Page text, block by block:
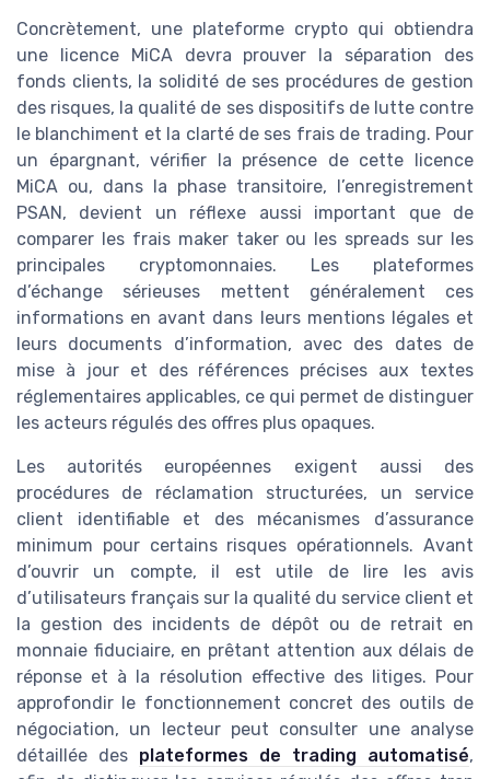
Concrètement, une plateforme crypto qui obtiendra
une licence MiCA devra prouver la séparation des
fonds clients, la solidité de ses procédures de gestion
des risques, la qualité de ses dispositifs de lutte contre
le blanchiment et la clarté de ses frais de trading. Pour
un épargnant, vérifier la présence de cette licence
MiCA ou, dans la phase transitoire, l’enregistrement
PSAN, devient un réflexe aussi important que de
comparer les frais maker taker ou les spreads sur les
principales cryptomonnaies. Les plateformes
d’échange sérieuses mettent généralement ces
informations en avant dans leurs mentions légales et
leurs documents d’information, avec des dates de
mise à jour et des références précises aux textes
réglementaires applicables, ce qui permet de distinguer
les acteurs régulés des offres plus opaques.
Les autorités européennes exigent aussi des
procédures de réclamation structurées, un service
client identifiable et des mécanismes d’assurance
minimum pour certains risques opérationnels. Avant
d’ouvrir un compte, il est utile de lire les avis
d’utilisateurs français sur la qualité du service client et
la gestion des incidents de dépôt ou de retrait en
monnaie fiduciaire, en prêtant attention aux délais de
réponse et à la résolution effective des litiges. Pour
approfondir le fonctionnement concret des outils de
négociation, un lecteur peut consulter une analyse
détaillée des plateformes de trading automatisé,